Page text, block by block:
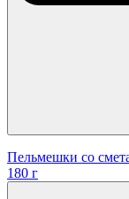
Пельмешки со
180 г